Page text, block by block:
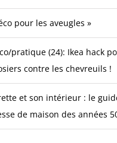
pour les aveugles »
pratique (24): Ikea hack
contre les chevreuils !
et son intérieur : le
de maison des années